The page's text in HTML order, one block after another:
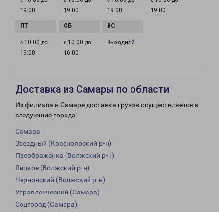
19:00
19:00
19:00
19:00
с 10:00 до
19:00
с 10:00 до
16:00
Выходной
Доставка из Самары по области
Из филиала в Самаре доставка грузов осуществляется в
следующие города:
Самара
Звездный (Красноярский р-н)
Преображенка (Волжский р-н)
Яицкое (Волжский р-н)
Черновский (Волжский р-н)
Управленческий (Самара)
Соцгород (Самара)